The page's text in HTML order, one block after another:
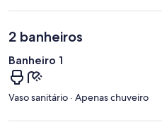
2 banheiros
Banheiro 1
Vaso sanitário · Apenas chuveiro